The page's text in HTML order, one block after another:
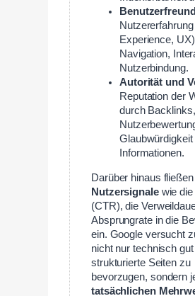
Experience,
Navigation,
Nutzerbindung.
Autorität und
Reputation der
durch Backlinks,
Glaubwürdigkeit
Informationen.
Darüber hinaus
Nutzersignale wie
(CTR), die
Absprungrate in die
ein. Google versucht
nicht nur technisch gut
strukturierte Seiten zu
bevorzugen, sondern
tatsächlichen